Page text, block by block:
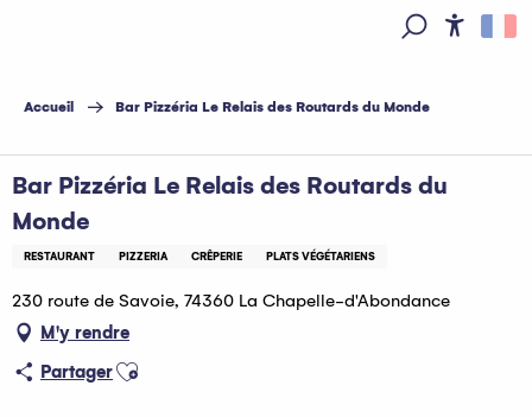
principal
Accueil Bar Pizzéria Le Relais des Routards du Monde
Bar Pizzéria Le Relais des Routards du
Monde
RESTAURANT PIZZERIA CRÊPERIE PLATS VÉGÉTARIENS
230 route de Savoie, 74360 La Chapelle-d'Abondance
M'y rendre
PartagerAjouter aux favoris